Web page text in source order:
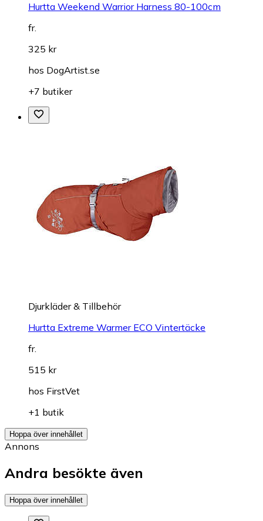
Hurtta Weekend Warrior Harness 80-100cm
fr.
325 kr
hos DogArtist.se
+7 butiker
Djurkläder & Tillbehör
Hurtta Extreme Warmer ECO Vintertäcke
fr.
515 kr
hos FirstVet
+1 butik
Hoppa över innehållet
Annons
Andra besökte även
Hoppa över innehållet